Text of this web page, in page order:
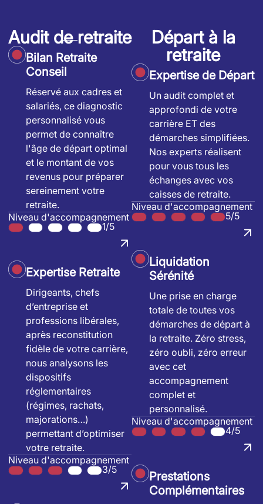
Audit de retraite
Bilan Retraite
Conseil
Réservé aux cadres et
salariés, ce diagnostic
personnalisé vous
permet de connaître
l'âge de départ optimal
et le montant de vos
revenus pour préparer
sereinement votre
retraite.
Niveau d'accompagnement
1/5
Expertise Retraite
Dirigeants, chefs
d’entreprise et
professions libérales,
après reconstitution
fidèle de votre carrière,
nous analysons les
dispositifs
réglementaires
(régimes, rachats,
majorations…)
permettant d’optimiser
votre retraite.
Niveau d'accompagnement
3/5
Départ à la
retraite
Expertise de Départ
Un audit complet et
approfondi de votre
carrière ET des
démarches simplifiées.
Nos experts réalisent
pour vous tous les
échanges avec vos
caisses de retraite.
Niveau d'accompagnement
5/5
Liquidation
Sérénité
Une prise en charge
totale de toutes vos
démarches de départ à
la retraite. Zéro stress,
zéro oubli, zéro erreur
avec cet
accompagnement
complet et
personnalisé.
Niveau d'accompagnement
4/5
Prestations
Complémentaires